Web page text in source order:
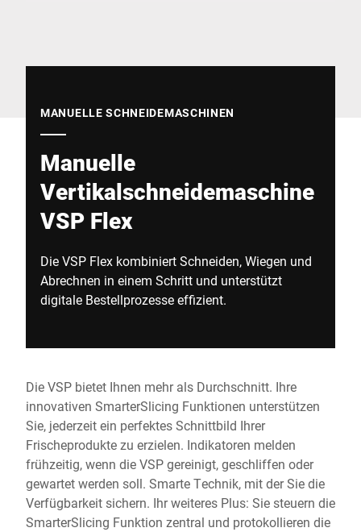
MANUELLE SCHNEIDEMASCHINEN
Manuelle
Vertikalschneidemaschine
VSP Flex
Die VSP Flex kombiniert Schneiden, Wiegen und
Abrechnen in einem Schritt und unterstützt
digitale Bestellprozesse effizient.
Die VSP bietet Ihnen mehr als Durchschnitt. Ihre
innovativen SmarterSlicing Funktionen unterstützen
Sie, jederzeit ein perfektes Schnittbild Ihrer
Frischeprodukte zu erzielen. Indikatoren melden
frühzeitig, wenn die VSP gereinigt, geschliffen oder
gewartet werden soll. Smarte Technik, mit der Sie die
Verfügbarkeit sichern. Ihr weiteres Plus: Sie steuern die
SmarterSlicing Funktion zentral und protokollieren die